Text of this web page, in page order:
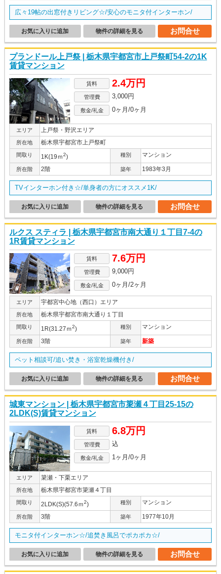
広々19帖の出窓付きリビング☆/安心のモニタ付インターホン/
お問合せ
物件の詳細を見る
お気に入りに追加
プランドール上戸祭 | 栃木県宇都宮市上戸祭町54-2の1K
賃貸マンション
賃料 2.4万円
管理費 3,000円
敷金/礼金 0ヶ月/0ヶ月
エリア 上戸祭・野沢エリア
所在地 栃木県宇都宮市上戸祭町
間取り 1K(19ｍ2) 種別 マンション
所在階 2階 築年 1983年3月
TVインターホン付き☆/単身者の方にオススメ1K/
お問合せ
物件の詳細を見る
お気に入りに追加
ルクス スティラ | 栃木県宇都宮市南大通り１丁目7-4の
1R賃貸マンション
賃料 7.6万円
管理費 9,000円
敷金/礼金 0ヶ月/2ヶ月
エリア 宇都宮中心地（西口）エリア
所在地 栃木県宇都宮市南大通り１丁目
間取り 1R(31.27ｍ2) 種別 マンション
所在階 3階 築年 新築
ペット相談可/追い焚き・浴室乾燥機付き/
お問合せ
物件の詳細を見る
お気に入りに追加
城東マンション | 栃木県宇都宮市簗瀬４丁目25-15の
2LDK(S)賃貸マンション
賃料 6.8万円
管理費 込
敷金/礼金 1ヶ月/0ヶ月
エリア 簗瀬・下栗エリア
所在地 栃木県宇都宮市簗瀬４丁目
間取り 2LDK(S)(57.6ｍ2) 種別 マンション
所在階 3階 築年 1977年10月
モニタ付インターホン☆/追焚き風呂でポカポカ☆/
お問合せ
物件の詳細を見る
お気に入りに追加